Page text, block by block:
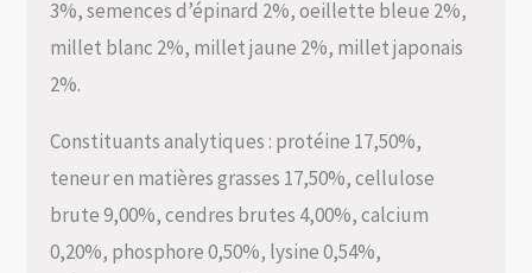
3%, semences d’épinard 2%, oeillette bleue 2%,
millet blanc 2%, millet jaune 2%, millet japonais
2%.
Constituants analytiques : protéine 17,50%,
teneur en matières grasses 17,50%, cellulose
brute 9,00%, cendres brutes 4,00%, calcium
0,20%, phosphore 0,50%, lysine 0,54%,